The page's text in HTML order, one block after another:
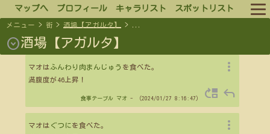
マップへ プロフィール キャラリスト スポットリスト
ログアウト
メニュー > 街 > 酒場【アガルタ】 >
expand_circle_down酒場【アガルタ】
マオは ふんわり肉まんじゅう を食べた。
満腹度が46上昇！
more_vert
食事テーブル マオ- （2024/01/27 8:16:47） move_up reply
マオは ぐつにを食べた。
more_vert